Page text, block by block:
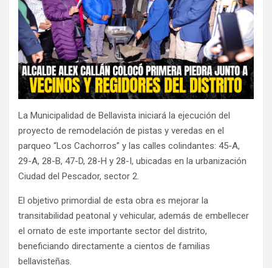
La Municipalidad de Bellavista iniciará la ejecución del
proyecto de remodelación de pistas y veredas en el
parqueo “Los Cachorros” y las calles colindantes: 45-A,
29-A, 28-B, 47-D, 28-H y 28-I, ubicadas en la urbanización
Ciudad del Pescador, sector 2.
El objetivo primordial de esta obra es mejorar la
transitabilidad peatonal y vehicular, además de embellecer
el ornato de este importante sector del distrito,
beneficiando directamente a cientos de familias
bellavisteñas.